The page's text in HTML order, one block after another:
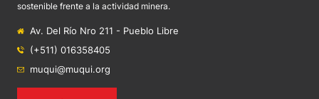
sostenible frente a la actividad minera.
Av. Del Río Nro 211 - Pueblo Libre
(+511) 016358405
muqui@muqui.org